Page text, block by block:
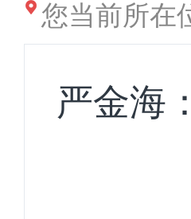
您当前所在
严金海